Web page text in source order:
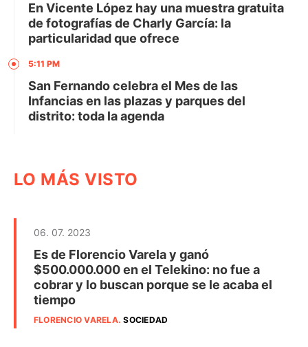
En Vicente López hay una muestra gratuita
de fotografías de Charly García: la
particularidad que ofrece
5:11 PM
San Fernando celebra el Mes de las
Infancias en las plazas y parques del
distrito: toda la agenda
LO MÁS VISTO
06. 07. 2023
Es de Florencio Varela y ganó
$500.000.000 en el Telekino: no fue a
cobrar y lo buscan porque se le acaba el
tiempo
FLORENCIO VARELA.SOCIEDAD